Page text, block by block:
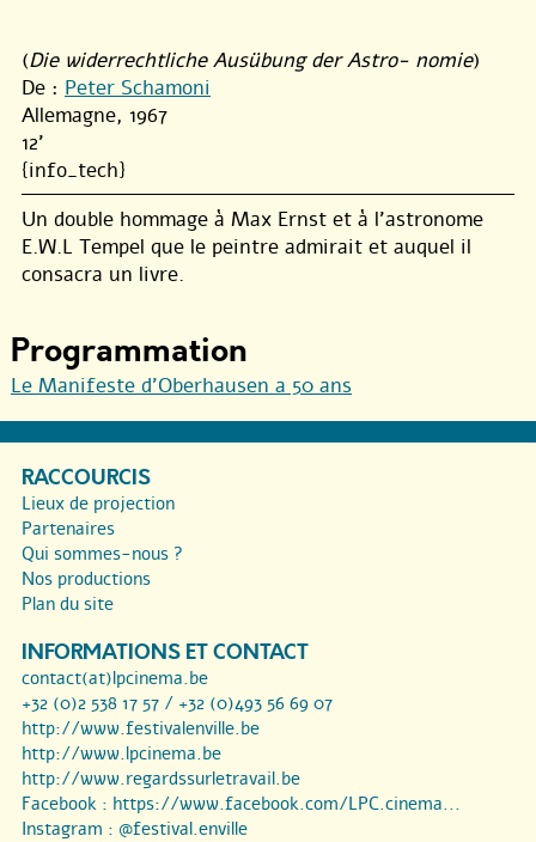
(Die widerrechtliche Ausübung der Astro- nomie)
De : Peter Schamoni
Allemagne, 1967
12'
{info_tech}
Un double hommage à Max Ernst et à l’astronome
E.W.L Tempel que le peintre admirait et auquel il
consacra un livre.
Programmation
Le Manifeste d’Oberhausen a 50 ans
RACCOURCIS
Lieux de projection
Partenaires
Qui sommes-nous ?
Nos productions
Plan du site
INFORMATIONS ET CONTACT
contact(at)lpcinema.be
+32 (0)2 538 17 57 / +32 (0)493 56 69 07
http://www.festivalenville.be
http://www.lpcinema.be
http://www.regardssurletravail.be
Facebook : https://www.facebook.com/LPC.cinema...
Instagram : @festival.enville